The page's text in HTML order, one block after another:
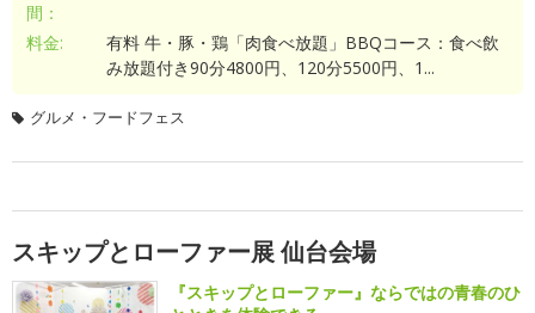
間：
料金:
有料 牛・豚・鶏「肉食べ放題」BBQコース：食べ飲
み放題付き90分4800円、120分5500円、1...
グルメ・フードフェス
スキップとローファー展 仙台会場
『スキップとローファー』ならではの青春のひ